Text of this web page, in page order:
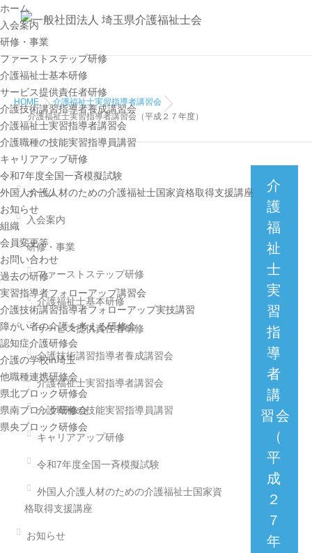
ホーム
入会案内
研修・事業
ファーストステップ研修
介護福祉士基本研修
サービス提供責任者研修
介護技術講習指導者養成講習会
介護福祉士実習指導者講習会
介護職種の技能実習指導員講習
キャリアアップ研修
令和7年度全国一斉模擬試験
外国人介護人材のための介護福祉士国家資格取得支援講座
お知らせ
組織
会員変更等
お問い合わせ
過去の研修
実習指導者フォローアップ講習会
介護技術講習指導者フォローアップ実技講習
障がい者の介護を考える研修会
認知症介護研修会
介護の学校in埼玉
他職種連携研修会
県北ブロック研修会
県南ブロック研修会
県央ブロック研修会
HOME
介護福祉士実習指導者講習会
介護福祉士実習指導者講習会（平成２７年度）
介
護
福
祉
士
実
習
指
導
者
講
習会
（
平
成
２
７
年
ホーム
入会案内
研修・事業
ファーストステップ研修
介護福祉士基本研修
サービス提供責任者研修
介護技術講習指導者養成講習会
介護福祉士実習指導者講習会
介護職種の技能実習指導員講習
キャリアアップ研修
令和7年度全国一斉模擬試験
外国人介護人材のための介護福祉士国家資
格取得支援講座
お知らせ